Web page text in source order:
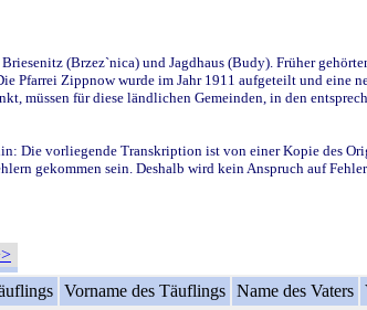
(Brzez`nica) und Jagdhaus (Budy). Früher
Pfarrei Zippnow wurde im Jahr 1911 aufgeteilt und eine
für diese ländlichen Gemeinden, in den
Die vorliegende Transkription ist von einer Kopie des
gekommen sein. Deshalb wird kein Anspruch auf
Vorname des Täuflings Name des Vaters